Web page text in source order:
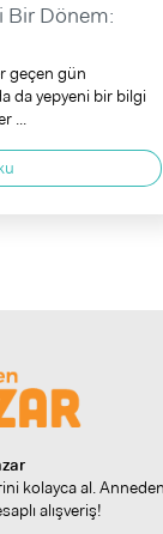
Bir Dönem:
geçen gün
da yepyeni bir bilgi
...
kolayca al. Anneden
alışveriş!